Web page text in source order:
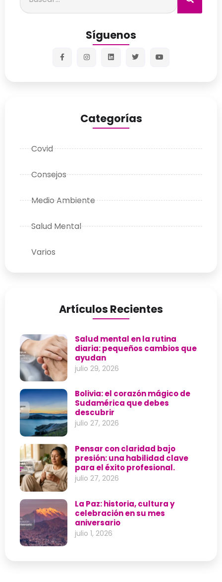
Síguenos
Categorías
Covid
Consejos
Medio Ambiente
Salud Mental
Varios
Artículos Recientes
Salud mental en la rutina
diaria: pequeños cambios que
ayudan
julio 29, 2026
Bolivia: el corazón mágico de
Sudamérica que debes
descubrir
julio 27, 2026
Pensar con claridad bajo
presión: una habilidad clave
para el éxito profesional.
julio 27, 2026
La Paz: historia, cultura y
celebración en su mes
aniversario
julio 1, 2026